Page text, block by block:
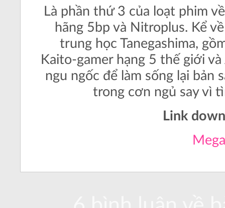
Là phần thứ 3 của loạt phim
hãng 5bp và Nitroplus. Kể
trung học Tanegashima,
Kaito-gamer hạng 5 thế giới
ngu ngốc để làm sống lại bản
trong cơn ngủ say vì
Link
Mega